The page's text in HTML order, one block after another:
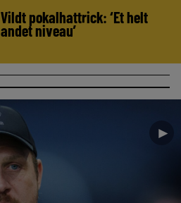
Vildt pokalhattrick: ‘Et helt
andet niveau’
►